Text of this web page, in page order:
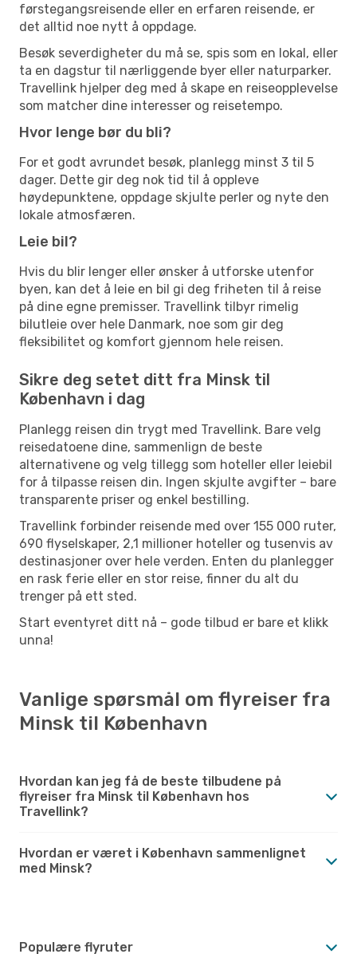
førstegangsreisende eller en erfaren reisende, er
det alltid noe nytt å oppdage.
Besøk severdigheter du må se, spis som en lokal, eller
ta en dagstur til nærliggende byer eller naturparker.
Travellink hjelper deg med å skape en reiseopplevelse
som matcher dine interesser og reisetempo.
Hvor lenge bør du bli?
For et godt avrundet besøk, planlegg minst 3 til 5
dager. Dette gir deg nok tid til å oppleve
høydepunktene, oppdage skjulte perler og nyte den
lokale atmosfæren.
Leie bil?
Hvis du blir lenger eller ønsker å utforske utenfor
byen, kan det å leie en bil gi deg friheten til å reise
på dine egne premisser. Travellink tilbyr rimelig
bilutleie over hele Danmark, noe som gir deg
fleksibilitet og komfort gjennom hele reisen.
Sikre deg setet ditt fra Minsk til
København i dag
Planlegg reisen din trygt med Travellink. Bare velg
reisedatoene dine, sammenlign de beste
alternativene og velg tillegg som hoteller eller leiebil
for å tilpasse reisen din. Ingen skjulte avgifter – bare
transparente priser og enkel bestilling.
Travellink forbinder reisende med over 155 000 ruter,
690 flyselskaper, 2,1 millioner hoteller og tusenvis av
destinasjoner over hele verden. Enten du planlegger
en rask ferie eller en stor reise, finner du alt du
trenger på ett sted.
Start eventyret ditt nå – gode tilbud er bare et klikk
unna!
Vanlige spørsmål om flyreiser fra
Minsk til København
Hvordan kan jeg få de beste tilbudene på
flyreiser fra Minsk til København hos
Travellink?
Hvordan er været i København sammenlignet
med Minsk?
Populære flyruter